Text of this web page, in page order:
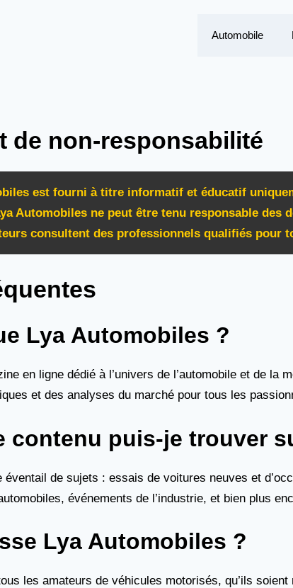
Automobile
de non-responsabilité
est fourni à titre informatif et éducatif
Automobiles ne peut être tenu responsable
consultent des professionnels qualifiés pour
Lya Automobiles ?
en ligne dédié à l’univers de l’automobile et de
et des analyses du marché pour tous les
contenu puis-je trouver
de sujets : essais de voitures neuves et
événements de l’industrie, et bien plus
Lya Automobiles ?
les amateurs de véhicules motorisés, qu’ils